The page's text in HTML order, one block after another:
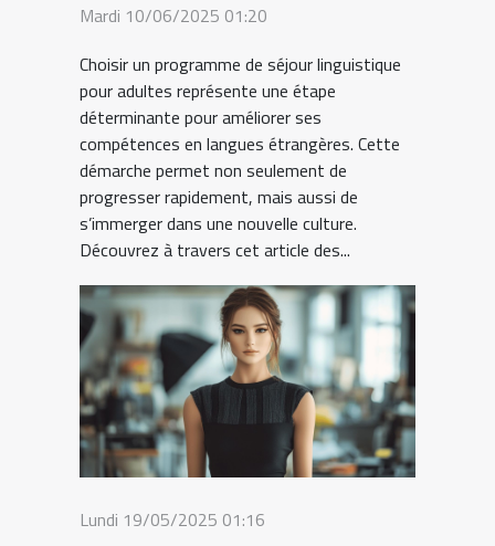
Mardi 10/06/2025 01:20
Choisir un programme de séjour linguistique
pour adultes représente une étape
déterminante pour améliorer ses
compétences en langues étrangères. Cette
démarche permet non seulement de
progresser rapidement, mais aussi de
s’immerger dans une nouvelle culture.
Découvrez à travers cet article des...
Lundi 19/05/2025 01:16